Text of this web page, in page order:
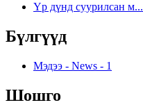
Үр дүнд суурилсан м...
Бүлгүүд
Мэдээ - News - 1
Шошго